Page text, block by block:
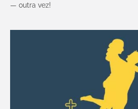
— outra vez!